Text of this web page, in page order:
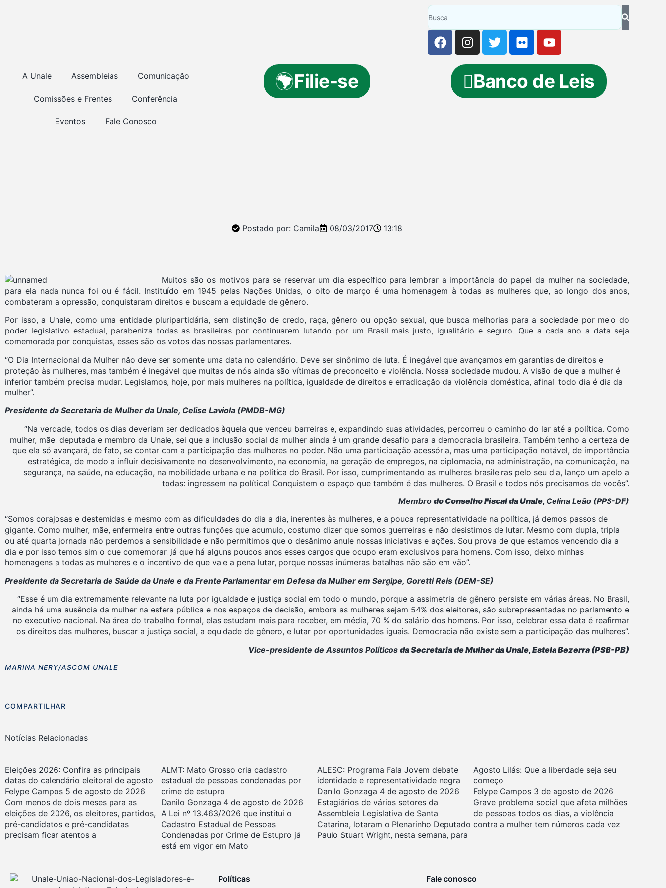
A Unale Assembleias Comunicação
Comissões e Frentes Conferência
Eventos Fale Conosco
Filie-se Banco de Leis
Postado por: Camila 08/03/2017 13:18
Muitos são os motivos para se reservar um dia específico para lembrar a importância do papel da mulher na sociedade,
para ela nada nunca foi ou é fácil. Instituído em 1945 pelas Nações Unidas, o oito de março é uma homenagem à todas as mulheres que, ao longo dos anos,
combateram a opressão, conquistaram direitos e buscam a equidade de gênero.
Por isso, a Unale, como uma entidade pluripartidária, sem distinção de credo, raça, gênero ou opção sexual, que busca melhorias para a sociedade por meio do
poder legislativo estadual, parabeniza todas as brasileiras por continuarem lutando por um Brasil mais justo, igualitário e seguro. Que a cada ano a data seja
comemorada por conquistas, esses são os votos das nossas parlamentares.
“O Dia Internacional da Mulher não deve ser somente uma data no calendário. Deve ser sinônimo de luta. É inegável que avançamos em garantias de direitos e
proteção às mulheres, mas também é inegável que muitas de nós ainda são vítimas de preconceito e violência. Nossa sociedade mudou. A visão de que a mulher é
inferior também precisa mudar. Legislamos, hoje, por mais mulheres na política, igualdade de direitos e erradicação da violência doméstica, afinal, todo dia é dia da
mulher”.
Presidente da Secretaria de Mulher da Unale, Celise Laviola (PMDB-MG)
“Na verdade, todos os dias deveriam ser dedicados àquela que venceu barreiras e, expandindo suas atividades, percorreu o caminho do lar até a política. Como
mulher, mãe, deputada e membro da Unale, sei que a inclusão social da mulher ainda é um grande desafio para a democracia brasileira. Também tenho a certeza de
que ela só avançará, de fato, se contar com a participação das mulheres no poder. Não uma participação acessória, mas uma participação notável, de importância
estratégica, de modo a influir decisivamente no desenvolvimento, na economia, na geração de empregos, na diplomacia, na administração, na comunicação, na
segurança, na saúde, na educação, na mobilidade urbana e na política do Brasil. Por isso, cumprimentando as mulheres brasileiras pelo seu dia, lanço um apelo a
todas: ingressem na política! Conquistem o espaço que também é das mulheres. O Brasil e todos nós precisamos de vocês”.
Membro do Conselho Fiscal da Unale, Celina Leão (PPS-DF)
“Somos corajosas e destemidas e mesmo com as dificuldades do dia a dia, inerentes às mulheres, e a pouca representatividade na política, já demos passos de
gigante. Como mulher, mãe, enfermeira entre outras funções que acumulo, costumo dizer que somos guerreiras e não desistimos de lutar. Mesmo com dupla, tripla
ou até quarta jornada não perdemos a sensibilidade e não permitimos que o desânimo anule nossas iniciativas e ações. Sou prova de que estamos vencendo dia a
dia e por isso temos sim o que comemorar, já que há alguns poucos anos esses cargos que ocupo eram exclusivos para homens. Com isso, deixo minhas
homenagens a todas as mulheres e o incentivo de que vale a pena lutar, porque nossas inúmeras batalhas não são em vão”.
Presidente da Secretaria de Saúde da Unale e da Frente Parlamentar em Defesa da Mulher em Sergipe, Goretti Reis (DEM-SE)
“Esse é um dia extremamente relevante na luta por igualdade e justiça social em todo o mundo, porque a assimetria de gênero persiste em várias áreas. No Brasil,
ainda há uma ausência da mulher na esfera pública e nos espaços de decisão, embora as mulheres sejam 54% dos eleitores, são subrepresentadas no parlamento e
no executivo nacional. Na área do trabalho formal, elas estudam mais para receber, em média, 70 % do salário dos homens. Por isso, celebrar essa data é reafirmar
os direitos das mulheres, buscar a justiça social, a equidade de gênero, e lutar por oportunidades iguais. Democracia não existe sem a participação das mulheres”.
Vice-presidente de Assuntos Políticos da Secretaria de Mulher da Unale, Estela Bezerra (PSB-PB)
MARINA NERY/ASCOM UNALE
COMPARTILHAR
Notícias Relacionadas
Eleições 2026: Confira as principais
datas do calendário eleitoral de agosto
Felype Campos 5 de agosto de 2026
Com menos de dois meses para as
eleições de 2026, os eleitores, partidos,
pré-candidatos e pré-candidatas
precisam ficar atentos a
ALMT: Mato Grosso cria cadastro
estadual de pessoas condenadas por
crime de estupro
Danilo Gonzaga 4 de agosto de 2026
A Lei nº 13.463/2026 que institui o
Cadastro Estadual de Pessoas
Condenadas por Crime de Estupro já
está em vigor em Mato
ALESC: Programa Fala Jovem debate
identidade e representatividade negra
Danilo Gonzaga 4 de agosto de 2026
Estagiários de vários setores da
Assembleia Legislativa de Santa
Catarina, lotaram o Plenarinho Deputado
Paulo Stuart Wright, nesta semana, para
Agosto Lilás: Que a liberdade seja seu
começo
Felype Campos 3 de agosto de 2026
Grave problema social que afeta milhões
de pessoas todos os dias, a violência
contra a mulher tem números cada vez
Políticas Fale conosco